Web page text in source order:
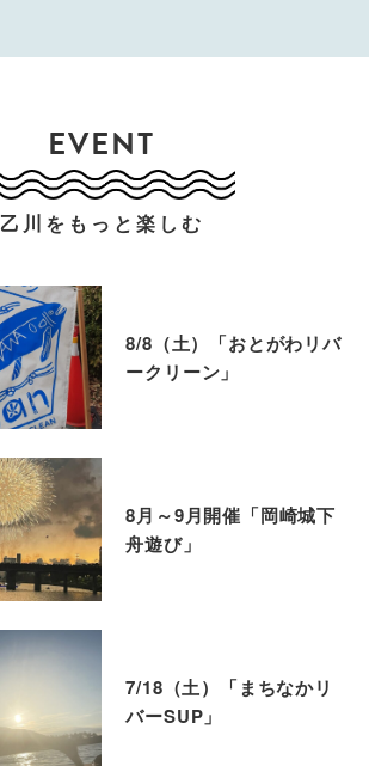
EVENT
乙川をもっと楽しむ
8/8（土）「おとがわリバ
ークリーン」
8月～9月開催「岡崎城下
舟遊び」
7/18（土）「まちなかリ
バーSUP」